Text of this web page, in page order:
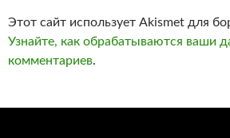
Этот сайт использует Akismet для
Узнайте, как обрабатываются ваши
комментариев.